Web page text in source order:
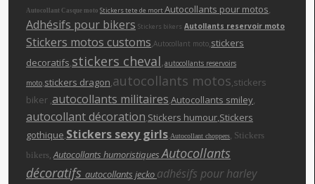
Autocollant Casque moto Stickers tete de mortAutocollants pour motos
Adhésifs pour bikers Stickers bikers Autollants reservoir moto
Stickers motos customs Autocollant moto stickers
decoratifs stickers cheval,autocollants reservoirs
moto stickers dragon autocollants motos ,stickers
biker , autocollants militaires Autocollants smiley
autocollant décoration Stickers humour ,Stickers
gothique Stickers sexy girls Autocollant choppers
Stickers
bikers Autocollants humoristiquesAutocollants
décoratifs autocollants jecko adhésifs pour harley